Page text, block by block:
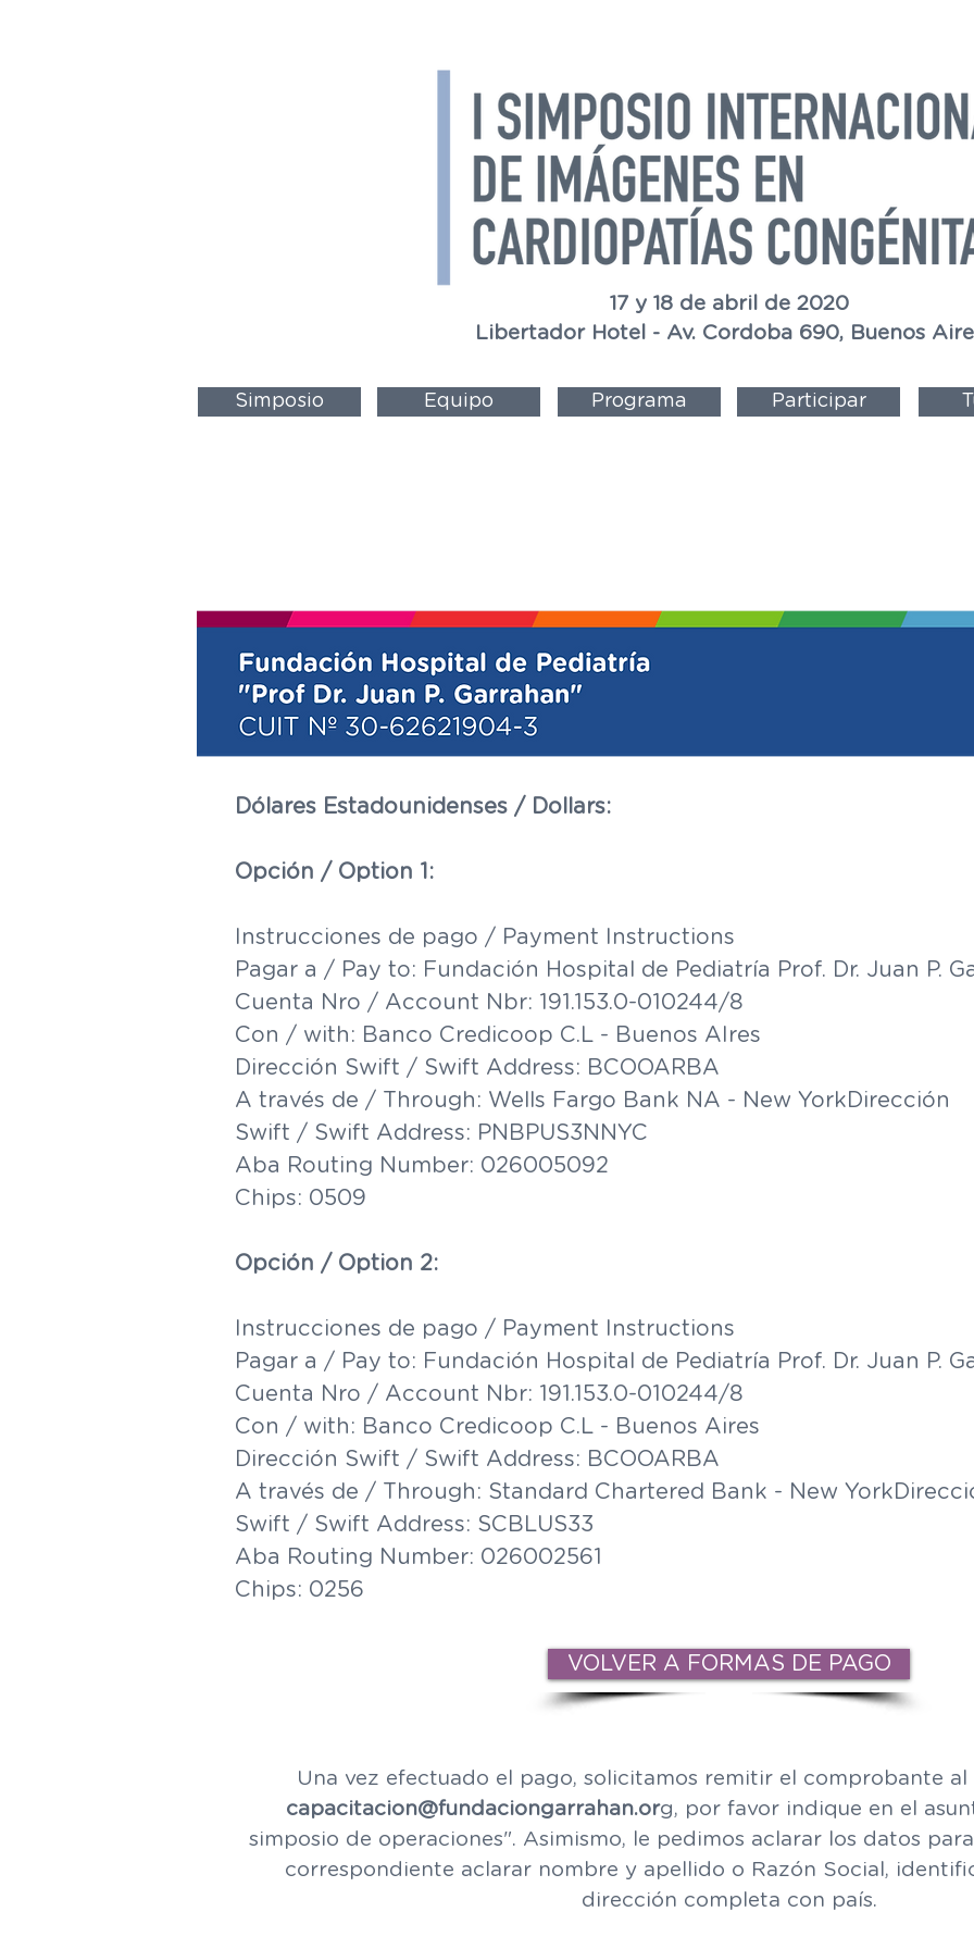
17 y 18 de abril de 2020
Libertador Hotel - Av. Cordoba 690, Buenos
Simposio Equipo Programa Participar
Dólares Estadounidenses / Dollars:
Opción / Option 1:
Instrucciones de pago / Payment Instructions
Pagar a / Pay to: Fundación Hospital de Pediatría Prof. Dr. Juan P.
Cuenta Nro / Account Nbr: 191.153.0-010244/8
Con / with: Banco Credicoop C.L - Buenos AIres
Dirección Swift / Swift Address: BCOOARBA
A través de / Through: Wells Fargo Bank NA - New YorkDirección
Swift / Swift Address: PNBPUS3NNYC
Aba Routing Number: 026005092
Chips: 0509
Opción / Option 2:
Instrucciones de pago / Payment Instructions
Pagar a / Pay to: Fundación Hospital de Pediatría Prof. Dr. Juan P.
Cuenta Nro / Account Nbr: 191.153.0-010244/8
Con / with: Banco Credicoop C.L - Buenos Aires
Dirección Swift / Swift Address: BCOOARBA
A través de / Through: Standard Chartered Bank - New
Swift / Swift Address: SCBLUS33
Aba Routing Number: 026002561
Chips: 0256
VOLVER A FORMAS DE PAGO
Una vez efectuado el pago, solicitamos remitir el comprobante
capacitacion@fundaciongarrahan.org, por favor indique en el
simposio de operaciones". Asimismo, le pedimos aclarar los datos
correspondiente aclarar nombre y apellido o Razón Social,
dirección completa con país.